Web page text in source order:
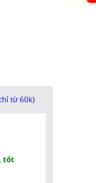
từ 60k)
tốt